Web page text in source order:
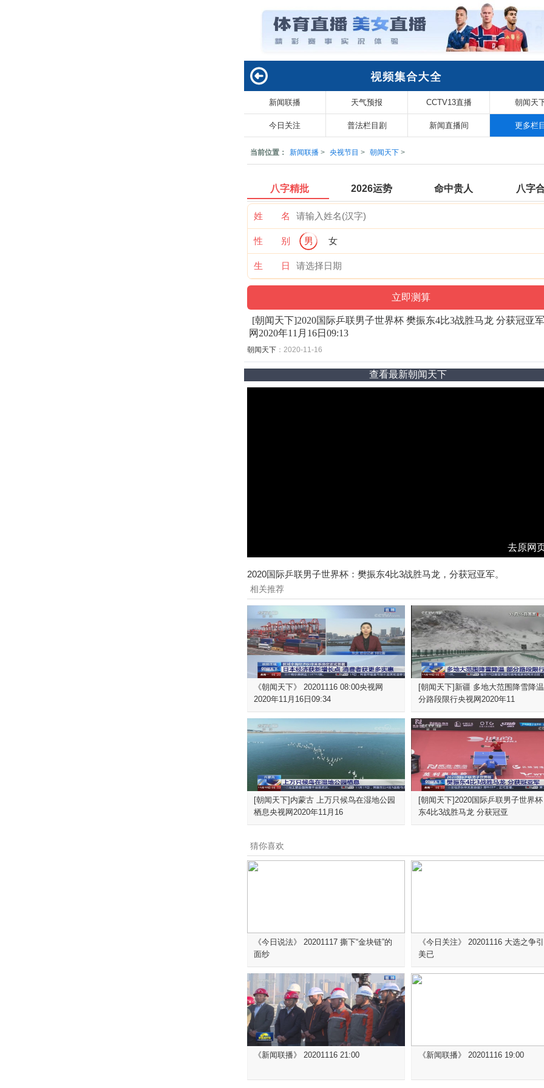
新闻联播 天气预报 CCTV13直播 朝闻天
今日关注 普法栏目剧 新闻直播间 更多栏
当前位置： 新闻联播 > 央视节目 > 朝闻天下 >
八字精批 2026运势 命中贵人 八字
姓 名
性 别 男 女
生 日
[朝闻天下]2020国际乒联男子世界杯 樊振东4比3战胜马龙 分获冠亚
网2020年11月16日09:13
朝闻天下 ：2020-11-16
查看最新朝闻天下
去原网
2020国际乒联男子世界杯：樊振东4比3战胜马龙，分获冠亚军。
相关推荐
《朝闻天下》 20201116 08:00央视网
2020年11月16日09:34
[朝闻天下]新疆 多地大范围降雪降
分路段限行央视网2020年11
[朝闻天下]内蒙古 上万只候鸟在湿地公园
栖息央视网2020年11月16
[朝闻天下]2020国际乒联男子世界
东4比3战胜马龙 分获冠亚
猜你喜欢
《今日说法》 20201117 撕下“金块链”的
面纱
《今日关注》 20201116 大选之争
美已
《新闻联播》 20201116 21:00 《新闻联播》 20201116 19:00